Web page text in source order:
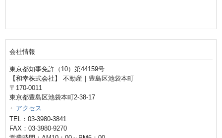
会社情報
東京都知事免許（10）第44159号
【和幸株式会社】 不動産｜豊島区池袋本町
〒170-0011
東京都豊島区池袋本町2-38-17
アクセス
TEL：03-3980-3841
FAX：03-3980-9270